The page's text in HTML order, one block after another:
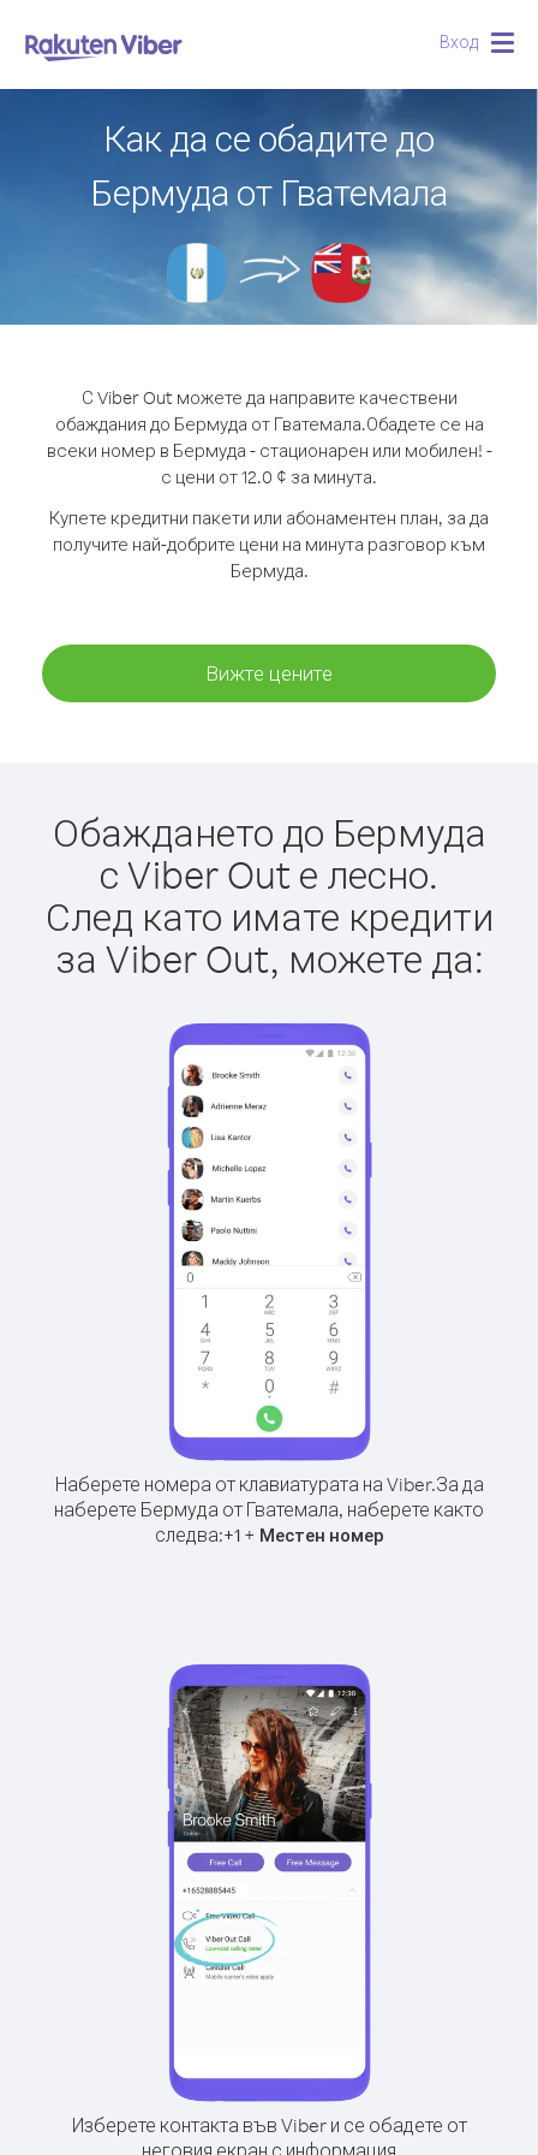
Вход
Как да се обадите до
Бермуда от Гватемала
С Viber Out можете да направите качествени
обаждания до Бермуда от Гватемала.Обадете се на
всеки номер в Бермуда - стационарен или мобилен! -
с цени от 12.0 ¢ за минута.
Купете кредитни пакети или абонаментен план, за да
получите най-добрите цени на минута разговор към
Бермуда.
Вижте цените
Обаждането до Бермуда
с Viber Out е лесно.
След като имате кредити
за Viber Out, можете да:
Наберете номера от клавиатурата на Viber.За да
наберете Бермуда от Гватемала, наберете както
следва:+1+ Местен номер
Изберете контакта във Viber и се обадете от
неговия екран с информация